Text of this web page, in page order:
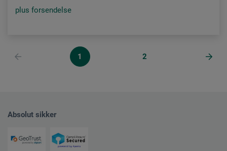
plus forsendelse
1 2
Absolut sikker